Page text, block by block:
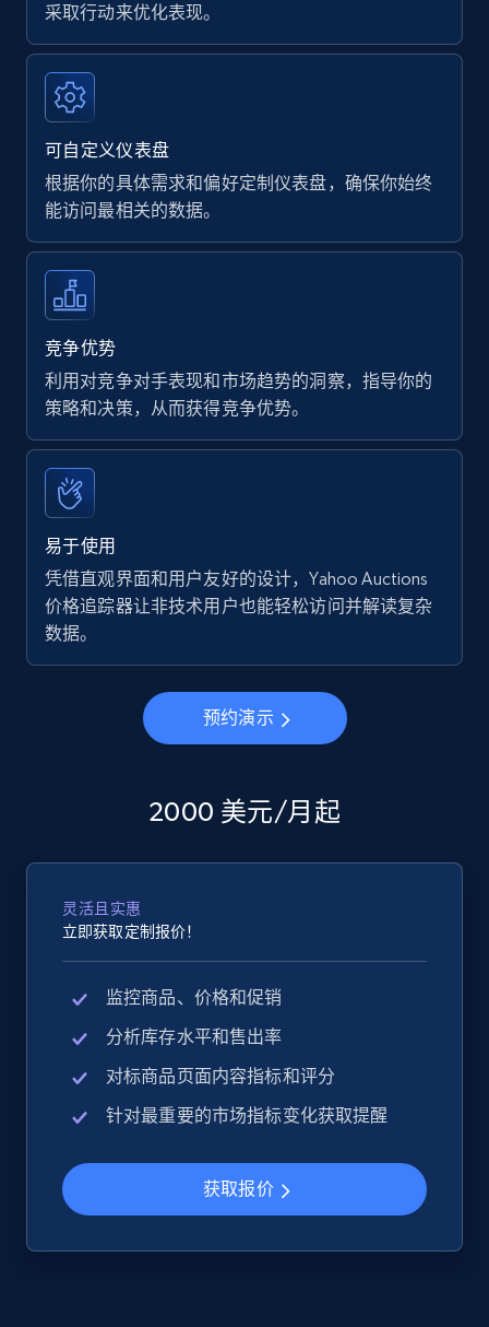
采取行动来优化表现。
可自定义仪表盘
根据你的具体需求和偏好定制仪表盘，确保你始终
能访问最相关的数据。
竞争优势
利用对竞争对手表现和市场趋势的洞察，指导你的
策略和决策，从而获得竞争优势。
易于使用
凭借直观界面和用户友好的设计，Yahoo Auctions
价格追踪器让非技术用户也能轻松访问并解读复杂
数据。
预约演示
2000 美元/月起
灵活且实惠
立即获取定制报价！
监控商品、价格和促销
分析库存水平和售出率
对标商品页面内容指标和评分
针对最重要的市场指标变化获取提醒
获取报价